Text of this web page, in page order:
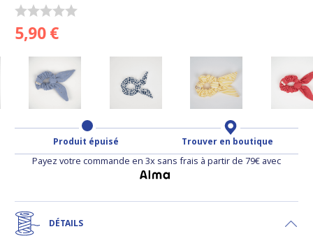
5,90 €
Produit épuisé Trouver en boutique
Payez votre commande en 3x sans frais à partir de 79€ avec
DÉTAILS